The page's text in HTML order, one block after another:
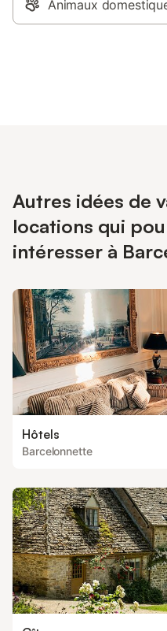
Animaux
Autres idées de
locations qui
intéresser à
Hôtels
Barcelonnette